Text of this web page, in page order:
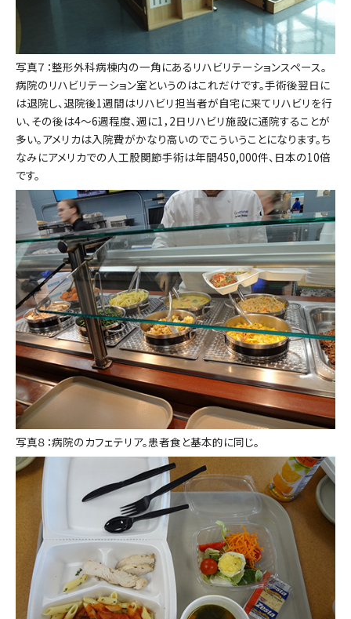
写真７：整形外科病棟内の一角にあるリハビリテーションスペース。
病院のリハビリテーション室というのはこれだけです。手術後翌日に
は退院し、退院後1週間はリハビリ担当者が自宅に来てリハビリを行
い、その後は4～6週程度、週に1，2日リハビリ施設に通院することが
多い。アメリカは入院費がかなり高いのでこういうことになります。ち
なみにアメリカでの人工股関節手術は年間450,000件、日本の10倍
です。
写真８：病院のカフェテリア。患者食と基本的に同じ。